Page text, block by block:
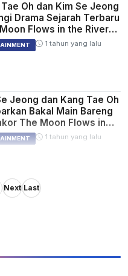
Tae Oh dan Kim Se Jeong
Drama Sejarah Terbaru
Flows in the River'
2025
1 tahun yang lalu
Jeong dan Kang Tae Oh
Bakal Main Bareng
The Moon Flows in
1 tahun yang lalu
Jeong dan Lee Jong
Next Last